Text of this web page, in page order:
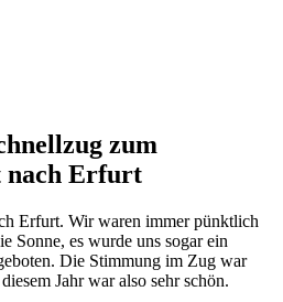
zum
nach Erfurt
Erfurt. Wir waren immer pünktlich
Sonne, es wurde uns sogar ein
Die Stimmung im Zug war
Jahr war also sehr schön.